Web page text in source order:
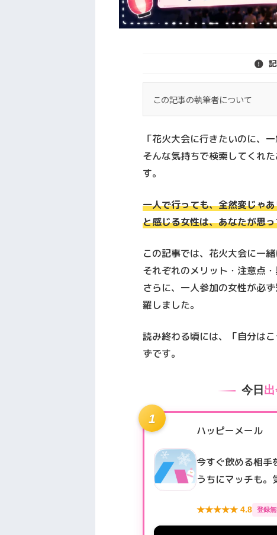
この記事の執筆者について
この記事は、実際に東京（
30歳男性として異性と出会
ていなかったアプリ・課金
広告目的ではなく、 「これ
「花火大会に行きたいのに、
そんな気持ちで検索してくれ
す。
一人で行っても、全然変じゃ
と感じる女性は、あなたが思
この記事では、花火大会に一
それぞれのメリット・注意点
さらに、一人参加の女性が必
羅しました。
読み終わる頃には、「自分は
ずです。
今日
1
ハッピーメール
今すぐ飲める相手
うちにマッチも。
★★★★★ 4.8 登録